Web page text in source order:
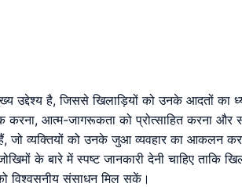
उद्देश्य है, जिससे खिलाड़ियों को उनके आदतों
करना, आत्म-जागरूकता को प्रोत्साहित करना
जो व्यक्तियों को उनके जुआ व्यवहार का आकलन
के बारे में स्पष्ट जानकारी देनी चाहिए
विश्वसनीय संसाधन मिल सकें।